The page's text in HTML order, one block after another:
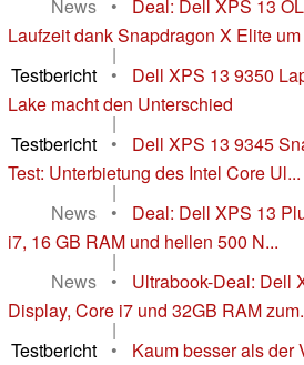
News •
Deal: Dell XPS 13
Laufzeit dank Snapdragon X Elite um
|
Testbericht
•
Dell XPS 13 9350
Lake macht den Unterschied
|
Testbericht
•
Dell XPS 13 9345
Test: Unterbietung des Intel Core Ul...
|
News
•
Deal: Dell XPS 13
i7, 16 GB RAM und hellen 500 N...
|
News
•
Ultrabook-Deal: Dell
Display, Core i7 und 32GB RAM
|
Testbericht
•
Kaum besser als der